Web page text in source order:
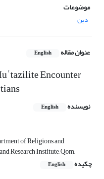
موضوعات
دین
عنوان مقاله English
ʿtazilite Encounter
نویسنده English
of Religions and
Research Institute, Qom,
چکیده
English